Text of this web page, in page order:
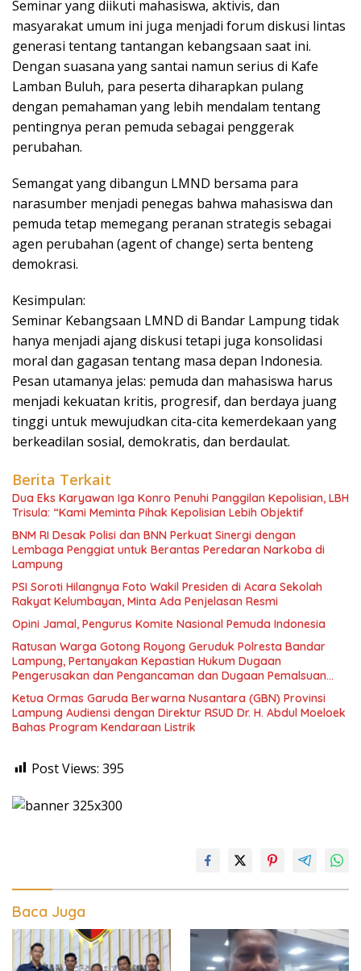
Seminar yang diikuti mahasiswa, aktivis, dan
masyarakat umum ini juga menjadi forum diskusi lintas
generasi tentang tantangan kebangsaan saat ini.
Dengan suasana yang santai namun serius di Kafe
Lamban Buluh, para peserta diharapkan pulang
dengan pemahaman yang lebih mendalam tentang
pentingnya peran pemuda sebagai penggerak
perubahan.
Semangat yang dibangun LMND bersama para
narasumber menjadi penegas bahwa mahasiswa dan
pemuda tetap memegang peranan strategis sebagai
agen perubahan (agent of change) serta benteng
demokrasi.
Kesimpulan:
Seminar Kebangsaan LMND di Bandar Lampung tidak
hanya menjadi ajang diskusi tetapi juga konsolidasi
moral dan gagasan tentang masa depan Indonesia.
Pesan utamanya jelas: pemuda dan mahasiswa harus
menjadi kekuatan kritis, progresif, dan berdaya juang
tinggi untuk mewujudkan cita-cita kemerdekaan yang
berkeadilan sosial, demokratis, dan berdaulat.
Berita Terkait
Dua Eks Karyawan Iga Konro Penuhi Panggilan Kepolisian, LBH
Trisula: “Kami Meminta Pihak Kepolisian Lebih Objektif
BNM RI Desak Polisi dan BNN Perkuat Sinergi dengan
Lembaga Penggiat untuk Berantas Peredaran Narkoba di
Lampung
PSI Soroti Hilangnya Foto Wakil Presiden di Acara Sekolah
Rakyat Kelumbayan, Minta Ada Penjelasan Resmi
Opini Jamal, Pengurus Komite Nasional Pemuda Indonesia
Ratusan Warga Gotong Royong Geruduk Polresta Bandar
Lampung, Pertanyakan Kepastian Hukum Dugaan
Pengerusakan dan Pengancaman dan Dugaan Pemalsuan
Ketua Ormas Garuda Berwarna Nusantara (GBN) Provinsi
Lampung Audiensi dengan Direktur RSUD Dr. H. Abdul Moeloek
Bahas Program Kendaraan Listrik
Post Views: 395
Baca Juga